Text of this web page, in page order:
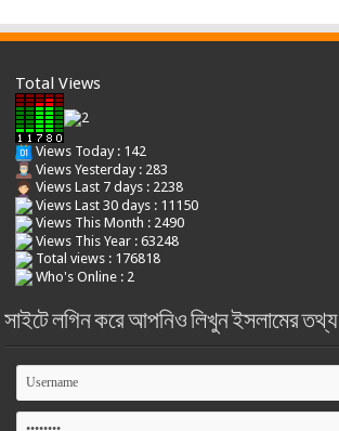
Total Views
Views Today : 142
Views Yesterday : 283
Views Last 7 days : 2238
Views Last 30 days : 11150
Views This Month : 2490
Views This Year : 63248
Total views : 176818
Who's Online : 2
সাইটে লগিন করে আপনিও লিখুন ইসলামের তথ্য